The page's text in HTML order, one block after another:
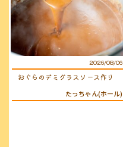
2026/08/06
おぐらのデミグラスソース作り
たっちゃん(ホール)